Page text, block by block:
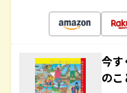
今す
のこ